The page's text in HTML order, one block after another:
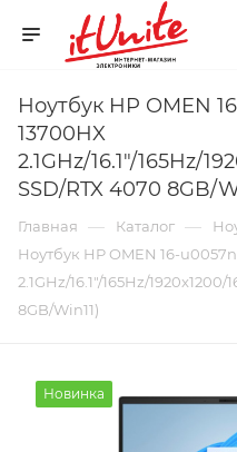
Ноутбук HP OMEN
13700HX
2.1GHz/16.1"/165Hz/
SSD/RTX 4070 8GB/
Главная — Каталог —
Ноутбук HP OMEN 16-
2.1GHz/16.1"/165Hz/1920x1200/
8GB/Win11)
Новинка